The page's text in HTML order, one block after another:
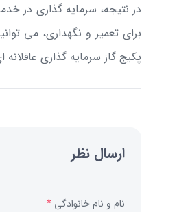
در نتیجه، سرمایه گذاری در
برای تعمیر و نگهداری، می
پکیج گاز سرمایه گذاری
ارسال نظر
نام و نام خانوادگی *